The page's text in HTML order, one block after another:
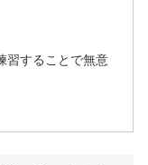
習することで無意